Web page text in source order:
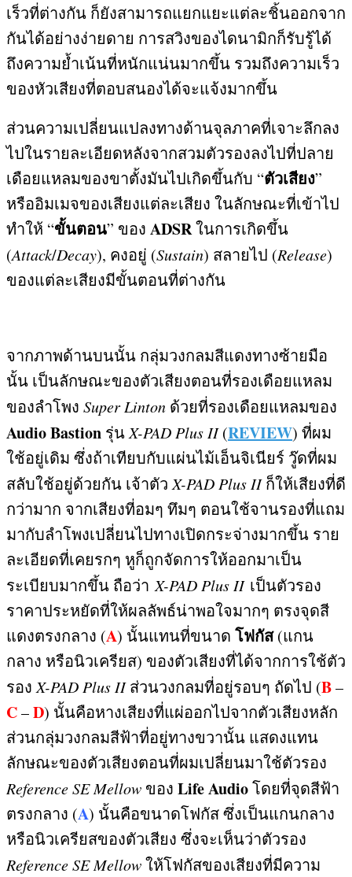
เร็วที่ต่างกัน ก็ยังสามารถแยกแยะแต่ละชิ้นออกจาก
กันได้อย่างง่ายดาย การสวิงของไดนามิกก็รับรู้ได้
ถึงความย้ำเน้นที่หนักแน่นมากขึ้น รวมถึงความเร็ว
ของหัวเสียงที่ตอบสนองได้จะแจ้งมากขึ้น
ส่วนความเปลี่ยนแปลงทางด้านจุลภาคที่เจาะลึกลง
ไปในรายละเอียดหลังจากสวมตัวรองลงไปที่ปลาย
เดือยแหลมของขาตั้งมันไปเกิดขึ้นกับ “ตัวเสียง”
หรืออิมเมจของเสียงแต่ละเสียง ในลักษณะที่เข้าไป
ทำให้ “ขั้นตอน” ของ ADSRในการเกิดขึ้น
(Attack/Decay), คงอยู่ (Sustain) สลายไป (Release)
ของแต่ละเสียงมีขั้นตอนที่ต่างกัน
จากภาพด้านบนนั้น กลุ่มวงกลมสีแดงทางซ้ายมือ
นั้น เป็นลักษณะของตัวเสียงตอนที่รองเดือยแหลม
ของลำโพง Super Linton ด้วยที่รองเดือยแหลมของ
Audio Bastion รุ่นX-PAD Plus II(REVIEW) ที่ผม
ใช้อยู่เดิม ซึ่งถ้าเทียบกับแผ่นไม้เอ็นจิเนียร์ วู๊ดที่ผม
สลับใช้อยู่ด้วยกัน เจ้าตัวX-PAD Plus II ก็ให้เสียงที่ดี
กว่ามาก จากเสียงที่อมๆ ทึมๆ ตอนใช้จานรองที่แถม
มากับลำโพงเปลี่ยนไปทางเปิดกระจ่างมากขึ้น ราย
ละเอียดที่เคยรกๆ หูก็ถูกจัดการให้ออกมาเป็น
ระเบียบมากขึ้น ถือว่าX-PAD Plus II เป็นตัวรอง
ราคาประหยัดที่ให้ผลลัพธ์น่าพอใจมากๆ ตรงจุดสี
แดงตรงกลาง (A) นั้นแทนที่ขนาด โฟกัส(แกน
กลาง หรือนิวเครียส) ของตัวเสียงที่ได้จากการใช้ตัว
รองX-PAD Plus II ส่วนวงกลมที่อยู่รอบๆ ถัดไป (B–
C–D) นั้นคือหางเสียงที่แผ่ออกไปจากตัวเสียงหลัก
ส่วนกลุ่มวงกลมสีฟ้าที่อยู่ทางขวานั้น แสดงแทน
ลักษณะของตัวเสียงตอนที่ผมเปลี่ยนมาใช้ตัวรอง
Reference SE Mellow ของ Life Audioโดยที่จุดสีฟ้า
ตรงกลาง (A) นั้นคือขนาดโฟกัส ซึ่งเป็นแกนกลาง
หรือนิวเครียสของตัวเสียง ซึ่งจะเห็นว่าตัวรอง
Reference SE Mellowให้โฟกัสของเสียงที่มีความ